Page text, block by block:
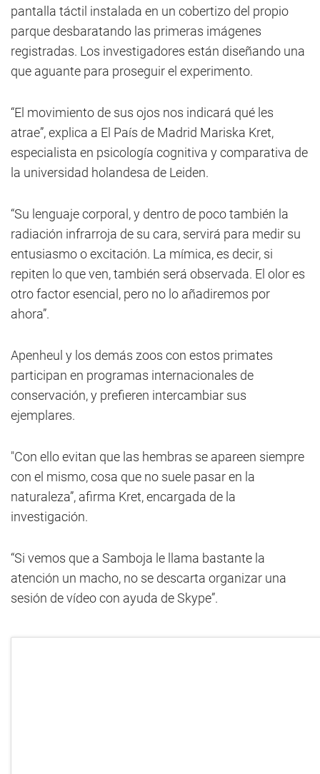
pantalla táctil instalada en un cobertizo del propio
parque desbaratando las primeras imágenes
registradas. Los investigadores están diseñando una
que aguante para proseguir el experimento.
“El movimiento de sus ojos nos indicará qué les
atrae”, explica a El País de Madrid Mariska Kret,
especialista en psicología cognitiva y comparativa de
la universidad holandesa de Leiden.
“Su lenguaje corporal, y dentro de poco también la
radiación infrarroja de su cara, servirá para medir su
entusiasmo o excitación. La mímica, es decir, si
repiten lo que ven, también será observada. El olor es
otro factor esencial, pero no lo añadiremos por
ahora”.
Apenheul y los demás zoos con estos primates
participan en programas internacionales de
conservación, y prefieren intercambiar sus
ejemplares.
"Con ello evitan que las hembras se apareen siempre
con el mismo, cosa que no suele pasar en la
naturaleza”, afirma Kret, encargada de la
investigación.
“Si vemos que a Samboja le llama bastante la
atención un macho, no se descarta organizar una
sesión de vídeo con ayuda de Skype”.